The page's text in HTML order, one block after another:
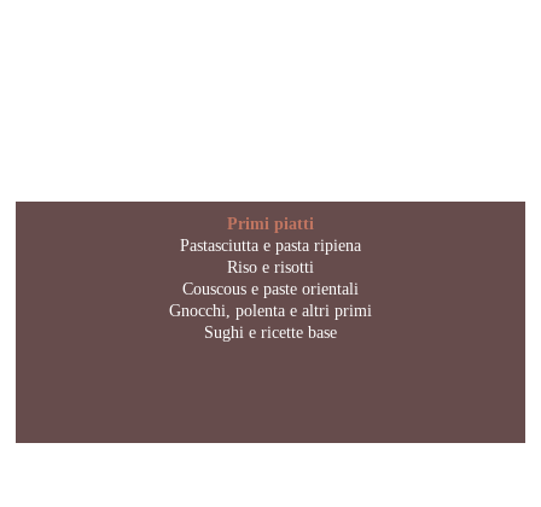
Primi piatti
Pastasciutta e pasta ripiena
Riso e risotti
Couscous e paste orientali
Gnocchi, polenta e altri primi
Sughi e ricette base